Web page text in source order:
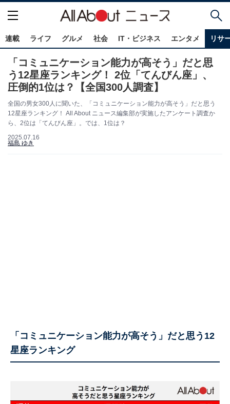
連載 ライフ グルメ 社会 IT・ビジネス エンタメ リサ
「コミュニケーション能力が高そう」だと思
う12星座ランキング！ 2位「てんびん座」、
圧倒的1位は？【全国300人調査】
全国の男女300人に聞いた、「コミュニケーション能力が高そう」だと思う
12星座ランキング！ All About ニュース編集部が実施したアンケート調査か
ら、2位は「てんびん座」。では、1位は？
2025.07.16
福島 ゆき
「コミュニケーション能力が高そう」だと思う12
星座ランキング